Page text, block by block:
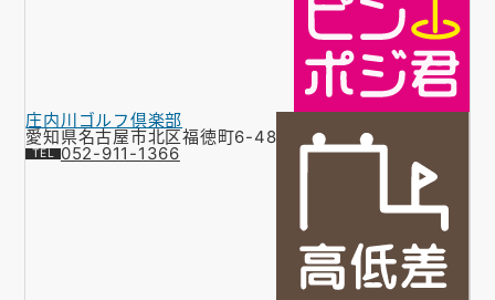
庄内川ゴルフ倶楽部
愛知県名古屋市北区福徳町6-48
052-911-1366